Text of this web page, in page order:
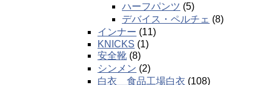
ハーフパンツ (5)
デバイス・ペルチェ (8)
インナー (11)
KNICKS (1)
安全靴 (8)
シンメン (2)
白衣 食品工場白衣 (108)